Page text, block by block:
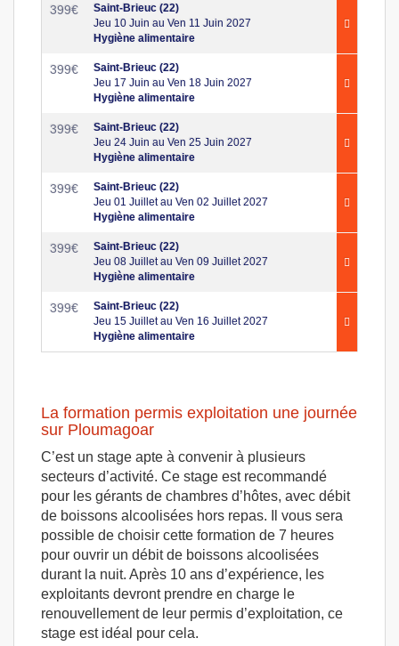
399€
Saint-Brieuc (22)
Jeu 10 Juin au Ven 11 Juin 2027
Hygiène alimentaire
399€
Saint-Brieuc (22)
Jeu 17 Juin au Ven 18 Juin 2027
Hygiène alimentaire
399€
Saint-Brieuc (22)
Jeu 24 Juin au Ven 25 Juin 2027
Hygiène alimentaire
399€
Saint-Brieuc (22)
Jeu 01 Juillet au Ven 02 Juillet 2027
Hygiène alimentaire
399€
Saint-Brieuc (22)
Jeu 08 Juillet au Ven 09 Juillet 2027
Hygiène alimentaire
399€
Saint-Brieuc (22)
Jeu 15 Juillet au Ven 16 Juillet 2027
Hygiène alimentaire
La formation permis exploitation une journée
sur Ploumagoar
C’est un stage apte à convenir à plusieurs
secteurs d’activité. Ce stage est recommandé
pour les gérants de chambres d’hôtes, avec débit
de boissons alcoolisées hors repas. Il vous sera
possible de choisir cette formation de 7 heures
pour ouvrir un débit de boissons alcoolisées
durant la nuit. Après 10 ans d’expérience, les
exploitants devront prendre en charge le
renouvellement de leur permis d’exploitation, ce
stage est idéal pour cela.